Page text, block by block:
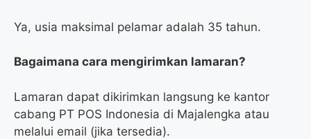
Ya, usia maksimal pelamar adalah 35 tahun.
Bagaimana cara mengirimkan lamaran?
Lamaran dapat dikirimkan langsung ke kantor
cabang PT POS Indonesia di Majalengka atau
melalui email (jika tersedia).